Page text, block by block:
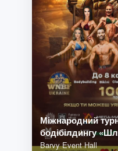
Міжнародний
бодібілдингу
Barvy Event Hall